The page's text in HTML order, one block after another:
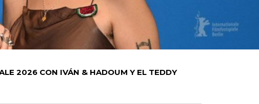
2026 CON IVÁN & HADOUM Y EL TEDDY